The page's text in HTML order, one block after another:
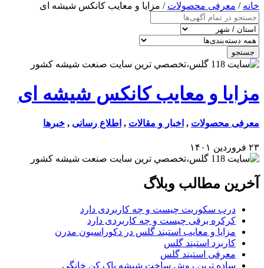
خانه / معرفی محصولات / مزایا و معایب کانکس شیشه ای
جستجو
مزایا و معایب کانکس شیشه ای
معرفی محصولات , اخبار و مقالات , اطلاع رسانی , خبرها
۲۳ فروردین ۱۴۰۱
آخرین مطالب وبلاگ
درب سکوریت چیست و چه کاربردی دارد
کرکره برقی چیست و چه کاربردی دارد
مزایا و معایب استیند گلس در دکوراسیون مدرن
کاربرد استیند گلس
معرفی استیند گلس
ساده ترین روش ساخت شیشه پاک کن خانگی